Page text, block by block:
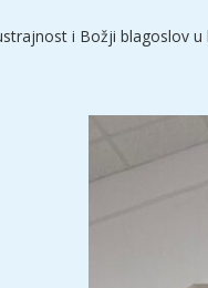
i Božji blagoslov u